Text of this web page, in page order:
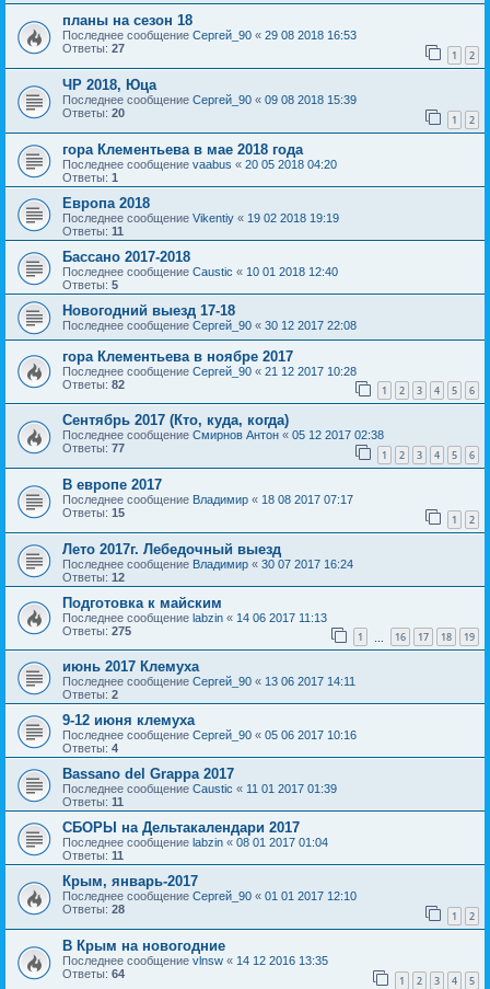
планы на сезон 18
Последнее сообщение Сергей_90 « 29 08 2018 16:53
Ответы: 27 1 2
ЧР 2018, Юца
Последнее сообщение Сергей_90 « 09 08 2018 15:39
Ответы: 20 1 2
гора Клементьева в мае 2018 года
Последнее сообщение vaabus « 20 05 2018 04:20
Ответы: 1
Европа 2018
Последнее сообщение Vikentiy « 19 02 2018 19:19
Ответы: 11
Бассано 2017-2018
Последнее сообщение Caustic « 10 01 2018 12:40
Ответы: 5
Новогодний выезд 17-18
Последнее сообщение Сергей_90 « 30 12 2017 22:08
гора Клементьева в ноябре 2017
Последнее сообщение Сергей_90 « 21 12 2017 10:28
Ответы: 82 1 2 3 4 5 6
Сентябрь 2017 (Кто, куда, когда)
Последнее сообщение Смирнов Антон « 05 12 2017 02:38
Ответы: 77 1 2 3 4 5 6
В европе 2017
Последнее сообщение Владимир « 18 08 2017 07:17
Ответы: 15 1 2
Лето 2017г. Лебедочный выезд
Последнее сообщение Владимир « 30 07 2017 16:24
Ответы: 12
Подготовка к майским
Последнее сообщение labzin « 14 06 2017 11:13
Ответы: 275 1 16 17 18 19
июнь 2017 Клемуха
Последнее сообщение Сергей_90 « 13 06 2017 14:11
Ответы: 2
9-12 июня клемуха
Последнее сообщение Сергей_90 « 05 06 2017 10:16
Ответы: 4
Bassano del Grappa 2017
Последнее сообщение Caustic « 11 01 2017 01:39
Ответы: 11
СБОРЫ на Дельтакалендари 2017
Последнее сообщение labzin « 08 01 2017 01:04
Ответы: 11
Крым, январь-2017
Последнее сообщение Сергей_90 « 01 01 2017 12:10
Ответы: 28 1 2
В Крым на новогодние
Последнее сообщение vlnsw « 14 12 2016 13:35
Ответы: 64 1 2 3 4 5